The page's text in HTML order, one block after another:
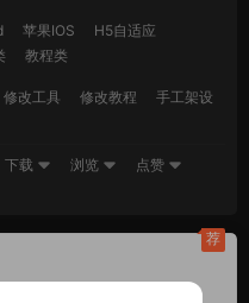
苹果IOS
H5自适应
教程类
修改工具 修改教程
手工架设
下载 浏览
点赞
荐